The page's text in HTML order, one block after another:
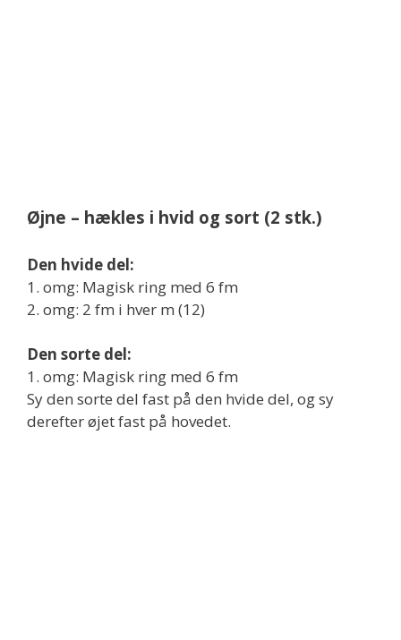
Øjne – hækles i hvid og sort (2 stk.)
Den hvide del:
1. omg: Magisk ring med 6 fm
2. omg: 2 fm i hver m (12)
Den sorte del:
1. omg: Magisk ring med 6 fm
Sy den sorte del fast på den hvide del, og sy
derefter øjet fast på hovedet.